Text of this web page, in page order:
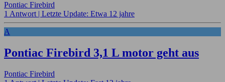
Pontiac Firebird
1 Antwort | Letzte Update: Etwa 12 jahre
A
Pontiac Firebird 3,1 L motor geht aus
Pontiac Firebird